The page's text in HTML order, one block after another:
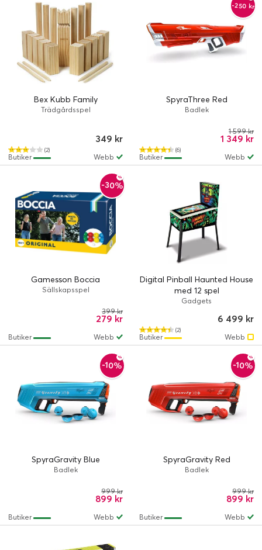
Bex Kubb Family
Trädgårdsspel
(2)
349 kr
Webb
Butiker
-250 kr
SpyraThree Red
Badlek
(6)
1 349 kr
1 599 kr
Webb
Butiker
-30%
Gamesson Boccia
Sällskapsspel
279 kr
399 kr
Webb
Butiker
Digital Pinball Haunted House
med 12 spel
Gadgets
(2)
6 499 kr
Webb
Butiker
-10%
SpyraGravity Blue
Badlek
899 kr
999 kr
Webb
Butiker
-10%
SpyraGravity Red
Badlek
899 kr
999 kr
Webb
Butiker